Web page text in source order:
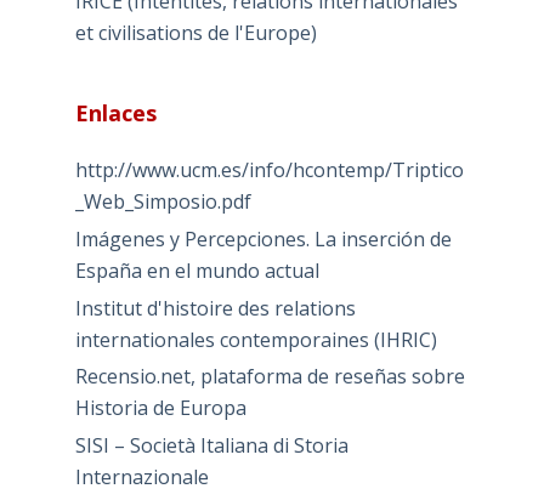
et civilisations de l'Europe)
Enlaces
http://www.ucm.es/info/hcontemp/Triptico
_Web_Simposio.pdf
Imágenes y Percepciones. La inserción de
España en el mundo actual
Institut d'histoire des relations
internationales contemporaines (IHRIC)
Recensio.net, plataforma de reseñas sobre
Historia de Europa
SISI – Società Italiana di Storia
Internazionale